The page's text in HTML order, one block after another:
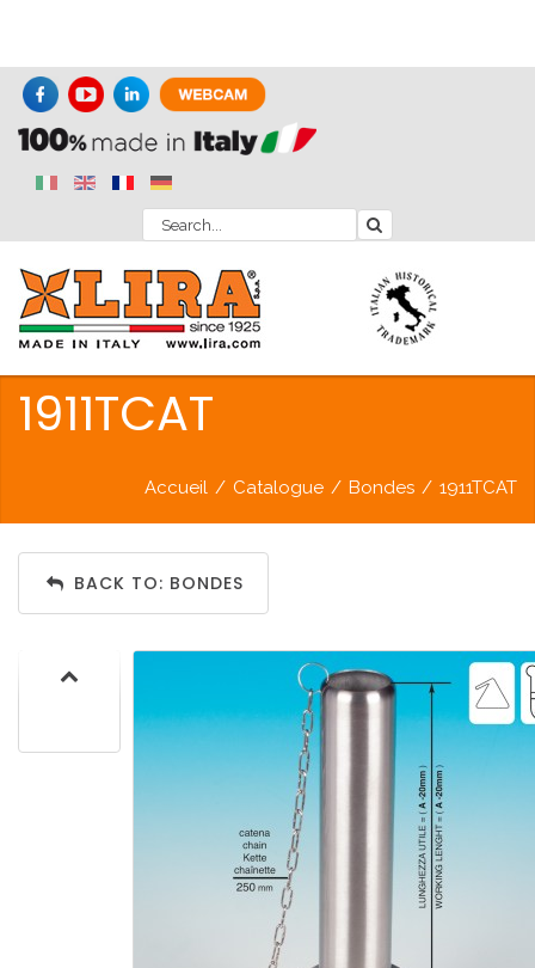
1911TCAT
Accueil / Catalogue / Bondes / 1911TCAT
BACK TO: BONDES